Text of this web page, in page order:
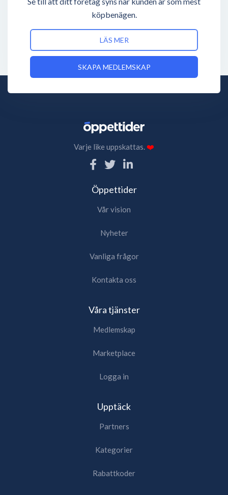
köpbenägen.
LÄS MER
SKAPA MEDLEMSKAP
Varje like uppskattas.❤️
Öppettider
Vår vision
Nyheter
Vanliga frågor
Kontakta oss
Våra tjänster
Medlemskap
Marketplace
Logga in
Upptäck
Partners
Kategorier
Rabattkoder